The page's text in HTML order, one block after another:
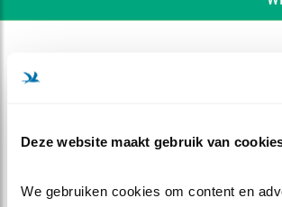
Deze website maakt gebruik van
We gebruiken cookies om content en